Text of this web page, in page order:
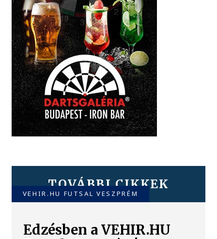
TOVÁBBI CIKKEK
VEHIR.HU FUTSAL VESZPRÉM
Edzésben a VEHIR.HU